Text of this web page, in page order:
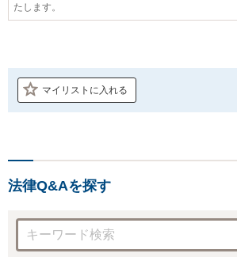
たします。
マイリストに入れる
法律Q&Aを探す